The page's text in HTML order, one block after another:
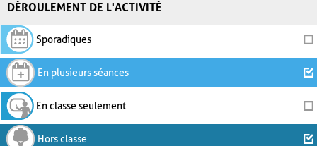
DÉROULEMENT DE L'ACTIVITÉ
Sporadiques
En plusieurs séances
En classe seulement
Hors classe